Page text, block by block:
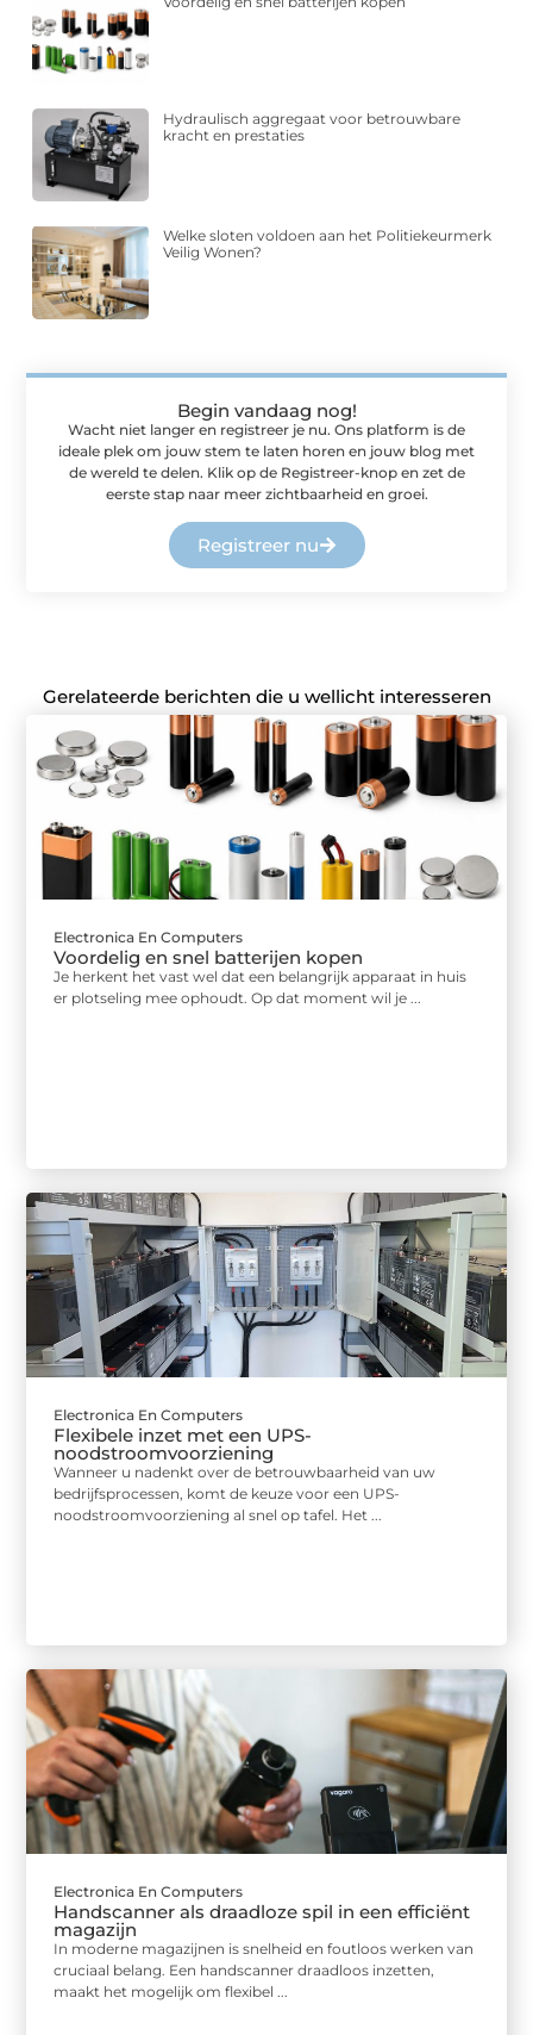
Hydraulisch aggregaat voor betrouwbare
kracht en prestaties
Welke sloten voldoen aan het Politiekeurmerk
Veilig Wonen?
Begin vandaag nog!
Wacht niet langer en registreer je nu. Ons platform is de
ideale plek om jouw stem te laten horen en jouw blog met
de wereld te delen. Klik op de Registreer-knop en zet de
eerste stap naar meer zichtbaarheid en groei.
Registreer nu
Gerelateerde berichten die u wellicht interesseren
Electronica En Computers
Voordelig en snel batterijen kopen
Je herkent het vast wel dat een belangrijk apparaat in huis
er plotseling mee ophoudt. Op dat moment wil je ...
Electronica En Computers
Flexibele inzet met een UPS-
noodstroomvoorziening
Wanneer u nadenkt over de betrouwbaarheid van uw
bedrijfsprocessen, komt de keuze voor een UPS-
noodstroomvoorziening al snel op tafel. Het ...
Electronica En Computers
Handscanner als draadloze spil in een efficiënt
magazijn
In moderne magazijnen is snelheid en foutloos werken van
cruciaal belang. Een handscanner draadloos inzetten,
maakt het mogelijk om flexibel ...